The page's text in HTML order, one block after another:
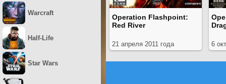
Operation Flashpoint:
Red River
21 апреля 2011 года 6
Warcraft
Half-Life
Star Wars